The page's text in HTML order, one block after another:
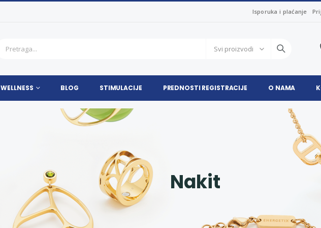
Isporuka i plaćanje
WELLNESS BLOG STIMULACIJE PREDNOSTI REGISTRACIJE O NAMA
Nakit